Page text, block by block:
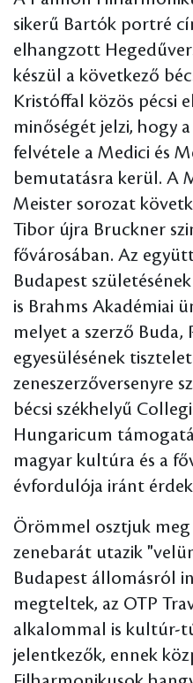
sikerű Bartók portré
elhangzott
készül a következő
Kristóffal közös pécsi
minőségét jelzi, hogy
felvétele a Medici és
bemutatásra kerül. A
Meister sorozat
Tibor újra Bruckner
fővárosában. Az
Budapest
is Brahms Akadémiai
melyet a szerző Buda,
egyesülésének
zeneszerzőversenyre
bécsi székhelyű
Hungaricum
magyar kultúra és a
évfordulója iránt
Örömmel osztjuk
zenebarát utazik
Budapest állomásról
megteltek, az OTP
alkalommal is kultúr-
jelentkezők, ennek